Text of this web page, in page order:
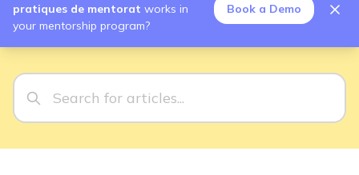
pratiques de mentorat works in
your mentorship program?
Book a Demo